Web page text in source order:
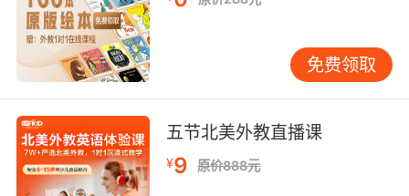
soigneusement.
这个计策不错 示弱诱敌 谨慎出击
免费领取
五节北美外教直播课
¥9 原价888元